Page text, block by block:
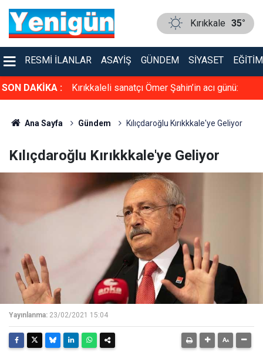
Kırıkkale 35°
RESMI İLANLAR ASAYIŞ GÜNDEM SIYASET EĞITIM
SON DAKİKA :
jandarma Kırıkkaleli sanatçı Ömer Şahin’in acı günü:
Ana Sayfa Gündem Kılıçdaroğlu Kırıkkkale'ye Geliyor
Kılıçdaroğlu Kırıkkkale'ye Geliyor
Yayınlanma: 23/02/2021 15:04